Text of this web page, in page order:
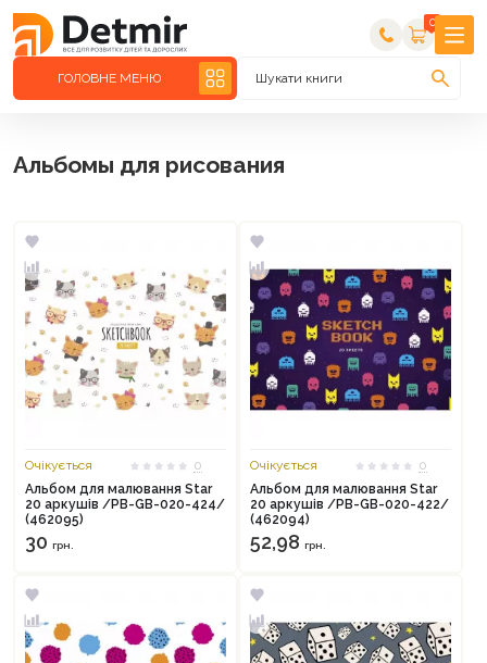
0
ГОЛОВНЕ МЕНЮ Шукати книги
Альбомы для рисования
Очікується
0
Альбом для малювання Star
20 аркушів /PB-GB-020-424/
(462095)
30 грн.
Очікується
0
Альбом для малювання Star
20 аркушів /PB-GB-020-422/
(462094)
52,98 грн.